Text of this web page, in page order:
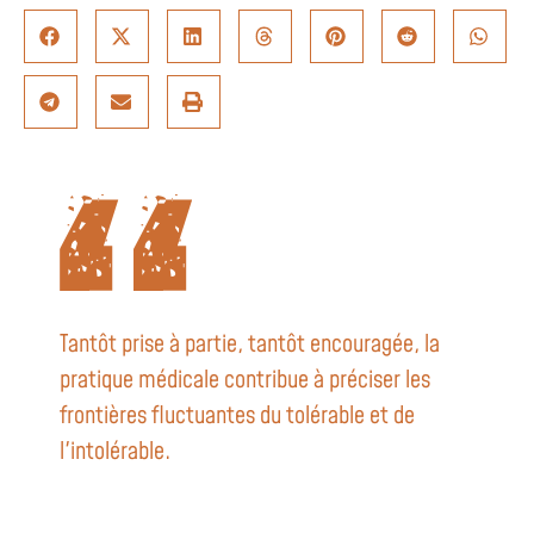
Tantôt prise à partie, tantôt encouragée, la
pratique médicale contribue à préciser les
frontières fluctuantes du tolérable et de
l'intolérable.